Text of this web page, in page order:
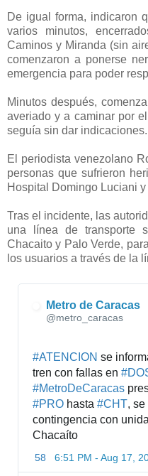
De igual forma, indicaron
varios minutos,
Caminos y Miranda (sin
comenzaron a ponerse
emergencia para poder
Minutos después,
averiado y a caminar por
seguía sin dar indicaciones.
El periodista venezolano
personas que sufrieron
Hospital Domingo Luciani
Tras el incidente, las
una línea de transporte
Chacaito y Palo Verde,
los usuarios a través de la
Metro de Caracas
@metro_caracas
#ATENCION se
tren con fallas en #
#MetroDeCaracas
#PRO hasta #CHT,
contingencia con
Chacaíto
58 6:51 PM - Aug 17,